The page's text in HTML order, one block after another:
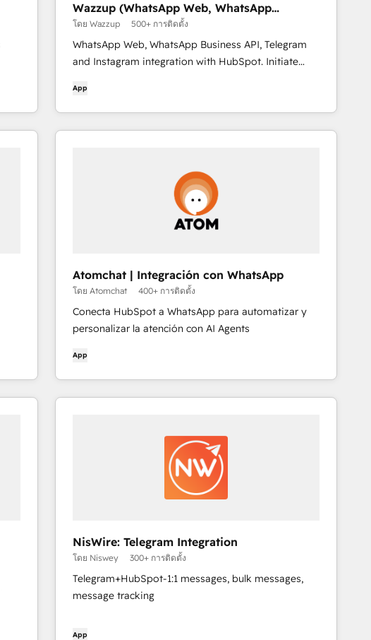
Wazzup (WhatsApp Web, WhatsApp
Business API and Telegram)
โดย Wazzup 500+ การติดตั้ง
WhatsApp Web, WhatsApp Business API, Telegram
and Instagram integration with HubSpot. Initiate
all messages in CRM
App
Atomchat | Integración con WhatsApp
โดย Atomchat 400+ การติดตั้ง
Conecta HubSpot a WhatsApp para automatizar y
personalizar la atención con AI Agents
App
NisWire: Telegram Integration
โดย Niswey 300+ การติดตั้ง
Telegram+HubSpot-1:1 messages, bulk messages,
message tracking
App